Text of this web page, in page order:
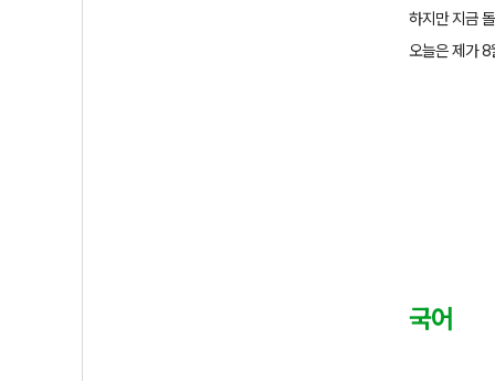
하지만 지금
오늘은 제가8
국어